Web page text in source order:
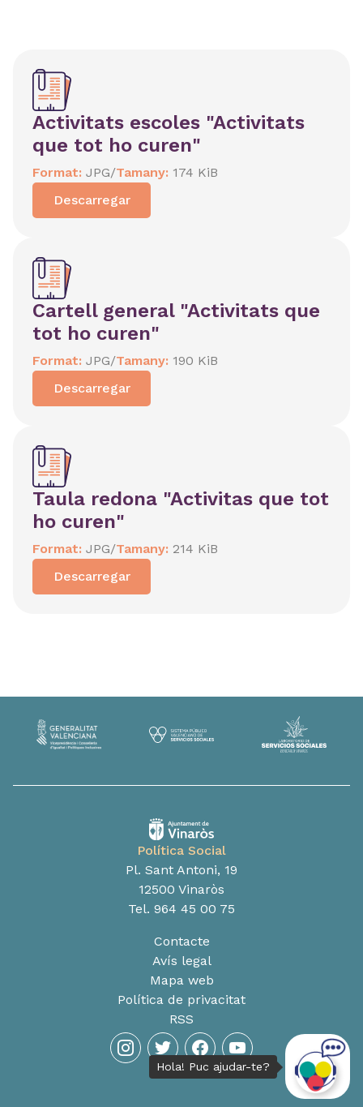
Activitats escoles "Activitats
que tot ho curen"
Format: JPG/Tamany: 174 KiB
Descarregar
Cartell general "Activitats que
tot ho curen"
Format: JPG/Tamany: 190 KiB
Descarregar
Taula redona "Activitas que tot
ho curen"
Format: JPG/Tamany: 214 KiB
Descarregar
Política Social
Pl. Sant Antoni, 19
12500 Vinaròs
Tel. 964 45 00 75
Contacte
Avís legal
Mapa web
Política de privacitat
RSS
instagram
twitterfacebookyoutube
Hola! Puc ajudar-te?